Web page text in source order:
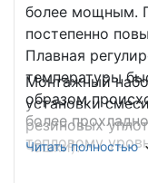
более мощным.
постепенно
Плавная
температуры
образом
более
тепловому
Монтажный
установки
резиновых
чашки).
Читать полностью